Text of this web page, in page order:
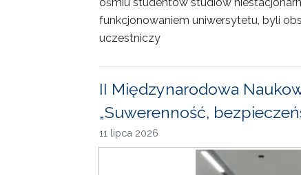
funkcjonowaniem uniwersytetu, byli
uczestniczy
II Międzynarodowa
„Suwerenność,
11 lipca 2026